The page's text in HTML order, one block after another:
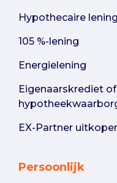
Hypothecaire lening
105 %-lening
Energielening
Eigenaarskrediet
EX-Partner
Persoonlijk